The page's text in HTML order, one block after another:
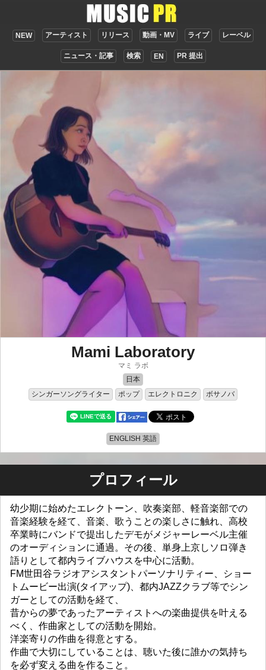
NEW アーティスト リリース 動画・MV ライブ レーベル
ニュース・記事 検索 EN PR 提出
Mami Laboratory
マミ ラボ
日本
シンガーソングライター
ポップ エレクトロニク ボサノバ
ENGLISH 英語
プロフィール
幼少期に始めたエレクトーン、吹奏楽部、軽音楽部での
音楽経験を経て、音楽、歌うことの楽しさに触れ、高校
卒業時にバンドで提出したデモがメジャーレーベル主催
のオーディションに通過。その後、単身上京しソロ弾き
語りとして都内ライブハウスを中心に活動。
FM世田谷ラジオアシスタントパーソナリティー、ショー
トムービー出演(タイアップ)、都内JAZZクラブ等でシン
ガーとしての活動を経て、
昔からの夢であったアーティストへの楽曲提供を叶える
べく、作曲家としての活動を開始。
洋楽寄りの作曲を得意とする。
作曲で大切にしていることは、聴いた後に誰かの気持ち
を必ず変える曲を作ること。